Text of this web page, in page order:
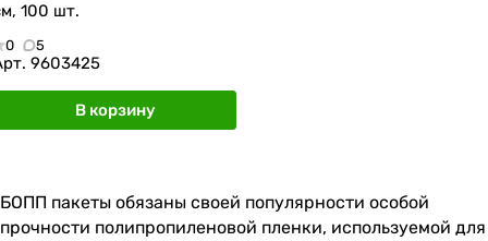
100 шт.
0 5
9603425
В корзину
БОПП пакеты обязаны своей популярности особой
прочности полипропиленовой пленки, используемой для